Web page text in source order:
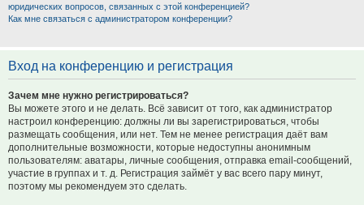
юридических вопросов, связанных с этой конференцией?
Как мне связаться с администратором конференции?
Вход на конференцию и регистрация
Зачем мне нужно регистрироваться?
Вы можете этого и не делать. Всё зависит от того, как администратор
настроил конференцию: должны ли вы зарегистрироваться, чтобы
размещать сообщения, или нет. Тем не менее регистрация даёт вам
дополнительные возможности, которые недоступны анонимным
пользователям: аватары, личные сообщения, отправка email-сообщений,
участие в группах и т. д. Регистрация займёт у вас всего пару минут,
поэтому мы рекомендуем это сделать.